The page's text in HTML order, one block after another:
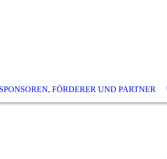
SPONSOREN, FÖRDERER UND PARTNER